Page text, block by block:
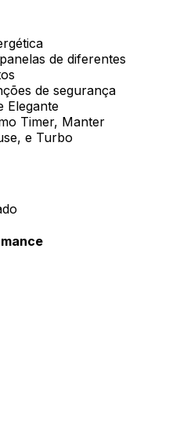
de diferentes
de segurança
Elegante
Timer, Manter
e Turbo